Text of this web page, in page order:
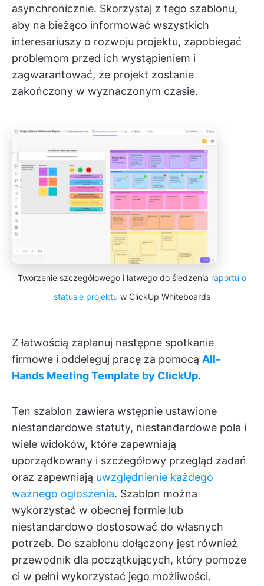
asynchronicznie. Skorzystaj z tego szablonu,
aby na bieżąco informować wszystkich
interesariuszy o rozwoju projektu, zapobiegać
problemom przed ich wystąpieniem i
zagwarantować, że projekt zostanie
zakończony w wyznaczonym czasie.
Tworzenie szczegółowego i łatwego do śledzenia raportu o
statusie projektu w ClickUp Whiteboards
Z łatwością zaplanuj następne spotkanie
firmowe i oddeleguj pracę za pomocą All-
Hands Meeting Template by ClickUp.
Ten szablon zawiera wstępnie ustawione
niestandardowe statuty, niestandardowe pola i
wiele widoków, które zapewniają
uporządkowany i szczegółowy przegląd zadań
oraz zapewniają uwzględnienie każdego
ważnego ogłoszenia. Szablon można
wykorzystać w obecnej formie lub
niestandardowo dostosować do własnych
potrzeb. Do szablonu dołączony jest również
przewodnik dla początkujących, który pomoże
ci w pełni wykorzystać jego możliwości.